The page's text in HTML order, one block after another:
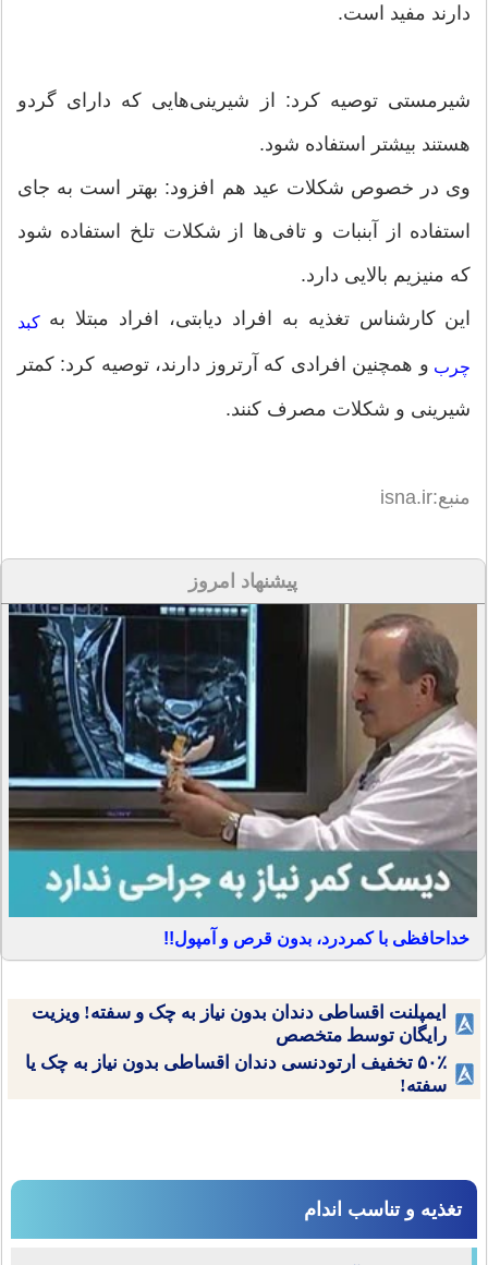
دارند مفید است.
شیرمستی توصیه کرد: از شیرینی‌هایی که دارای گردو
هستند بیشتر استفاده شود.
وی در خصوص شکلات عید هم افزود: بهتر است به جای
استفاده از آبنبات و تافی‌ها از شکلات تلخ استفاده شود
که منیزیم بالایی دارد.
این کارشناس تغذیه به افراد دیابتی، افراد مبتلا بهکبد
چرب و همچنین افرادی که آرتروز دارند، توصیه کرد: کمتر
شیرینی و شکلات مصرف کنند.
منبع:isna.ir
پیشنهاد امروز
خداحافظی با کمردرد، بدون قرص و آمپول!!
ایمپلنت اقساطی دندان بدون نیاز به چک و سفته! ویزیت
رایگان توسط متخصص
۵۰٪ تخفیف ارتودنسی دندان اقساطی بدون نیاز به چک یا
سفته!
تغذیه و تناسب اندام